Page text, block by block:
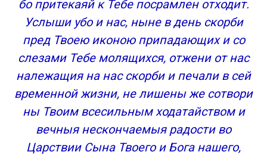
бо притекаяй к Тебе посрамлен отходит.
Услыши убо и нас, ныне в день скорби
пред Твоею иконою припадающих и со
слезами Тебе молящихся, отжени от нас
належащия на нас скорби и печали в сей
временной жизни, не лишены же сотвори
ны Твоим всесильным ходатайством и
вечныя нескончаемыя радости во
Царствии Сына Твоего и Бога нашего,